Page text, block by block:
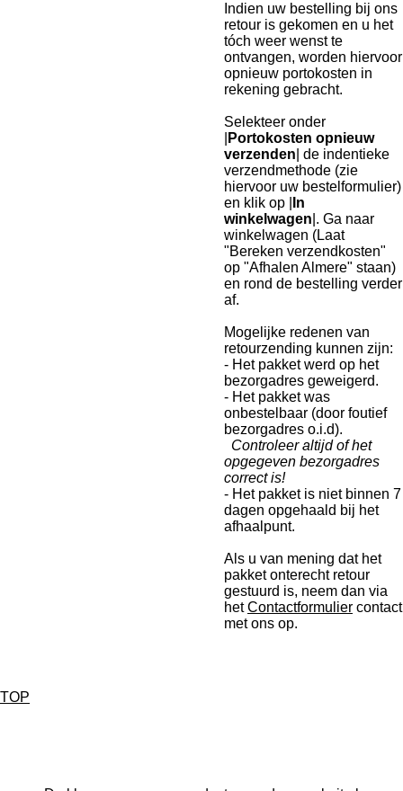
Indien uw bestelling bij ons
retour is gekomen en u het
tóch weer wenst te
ontvangen, worden hiervoor
opnieuw portokosten in
rekening gebracht.
Selekteer onder
Portokosten opnieuw
verzenden | de indentieke
verzendmethode (zie
hiervoor uw bestelformulier)
en klik op |
In
winkelwagen |. Ga naar
winkelwagen (Laat
"Bereken verzendkosten"
op "Afhalen Almere" staan)
en rond de bestelling verder
af.
Mogelijke redenen van
retourzending kunnen zijn:
- Het pakket werd op het
bezorgadres geweigerd.
- Het pakket was
onbestelbaar (door foutief
bezorgadres o.i.d).
Controleer altijd of het
opgegeven bezorgadres
correct is!
- Het pakket is niet binnen 7
dagen opgehaald bij het
afhaalpunt.
Als u van mening dat het
pakket onterecht retour
gestuurd is, neem dan via
hetContactformulier contact
met ons op.
TOP